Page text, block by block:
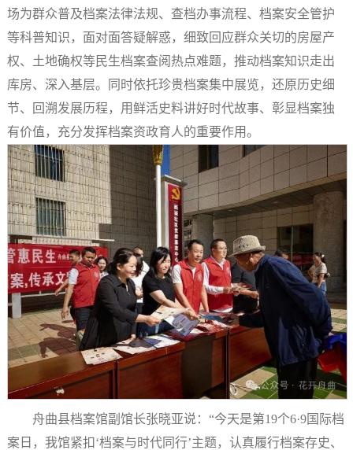
场为群众普及档案法律法规、查档办事流程、档案安全管护
等科普知识，面对面答疑解惑，细致回应群众关切的房屋产
权、土地确权等民生档案查阅热点难题，推动档案知识走出
库房、深入基层。同时依托珍贵档案集中展览，还原历史细
节、回溯发展历程，用鲜活史料讲好时代故事、彰显档案独
有价值，充分发挥档案资政育人的重要作用。
舟曲县档案馆副馆长张晓亚说：“今天是第19个6·9国际档
案日，我馆紧扣 ‘档案与时代同行’主题，认真履行档案存史、